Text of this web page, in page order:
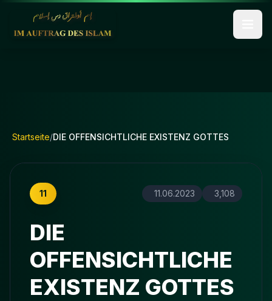
Startseite/DIE OFFENSICHTLICHE EXISTENZ GOTTES
11 11.06.2023 3,108
DIE
OFFENSICHTLICHE
EXISTENZ GOTTES